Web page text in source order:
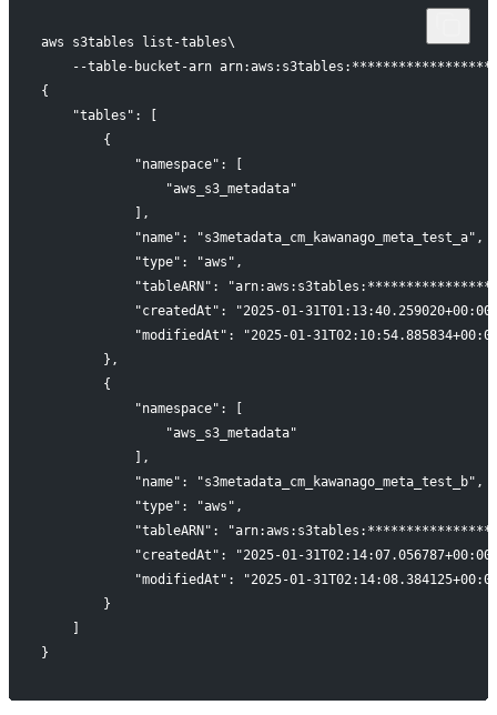
aws s3tables list-tables\
--table-bucket-arn
{
    "tables": [
        {
            "namespace": [
                "aws_s3_metadata"
            ],
            "name": "s3metadata_cm_kawanago_meta_test_a",
            "type": "aws",
"tableARN":
"createdAt": "2025-01-
"modifiedAt": "2025-01-
        },
        {
            "namespace": [
                "aws_s3_metadata"
            ],
            "name": "s3metadata_cm_kawanago_meta_test_b",
            "type": "aws",
"tableARN":
"createdAt": "2025-01-
"modifiedAt": "2025-01-
        }
}